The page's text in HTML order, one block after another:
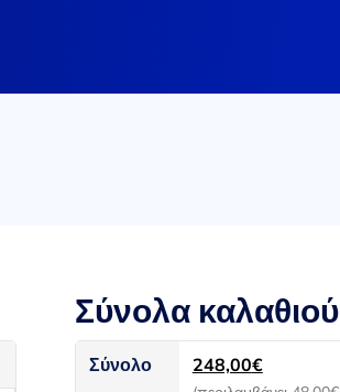
Σύνολα καλαθιού
Σύνολο 248,00€